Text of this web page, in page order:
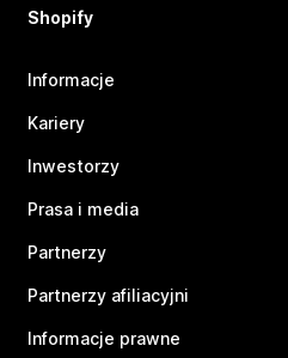
Shopify
Informacje
Kariery
Inwestorzy
Prasa i media
Partnerzy
Partnerzy afiliacyjni
Informacje prawne